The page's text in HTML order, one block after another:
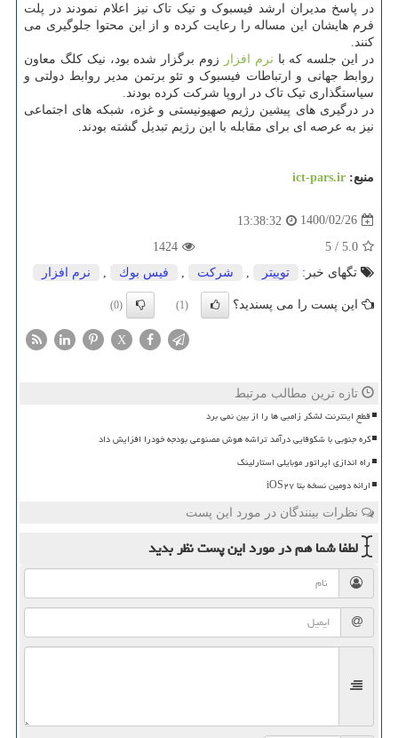
در پاسخ مدیران ارشد فیسبوک و تیک تاک نیز اعلام نمودند در پلت
فرم هایشان این مساله را رعایت کرده و از این محتوا جلوگیری می
کنند.
در این جلسه که با نرم افزار
زوم برگزار شده بود، نیک کلگ معاون
روابط جهانی و ارتباطات فیسبوک و تئو برتمن مدیر روابط دولتی و
سیاستگذاری تیک تاک در اروپا شرکت کرده بودند.
در درگیری های پیشین رژیم صهیونیستی و غزه، شبکه های اجتماعی
نیز به عرصه ای برای مقابله با این رژیم تبدیل گشته بودند.
منبع: ict-pars.ir
1400/02/26
13:38:32
5.0
/
5
1424
تگهای خبر:
توییتر شركت فیس بوك نرم افزار
این پست را می پسندید؟ (1)
(0)
X
تازه ترین مطالب مرتبط
قطع اینترنت لشکر زامبی ها را از بین نمی برد
کره جنوبی با شکوفایی درآمد تراشه هوش مصنوعی بودجه خودرا افزایش داد
راه اندازی اپراتور موبایلی استارلینک
ارائه دومین نسخه بتا iOS۲۷
نظرات بینندگان در مورد این پست
لطفا شما همدر مورد این پستنظر بدید